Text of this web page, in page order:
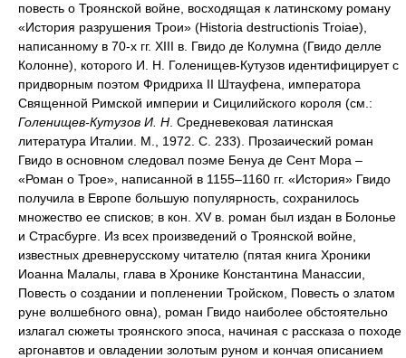
повесть о Троянской войне, восходящая к латинскому роману
«История разрушения Трои» (Historia destructionis Troiae),
написанному в 70-х гг. XIII в. Гвидо де Колумна (Гвидо делле
Колонне), которого И. Н. Голенищев-Кутузов идентифицирует с
придворным поэтом Фридриха II Штауфена, императора
Священной Римской империи и Сицилийского короля (см.:
Голенищев-Кутузов И. Н . Средневековая латинская
литература Италии. М., 1972. С. 233). Прозаический роман
Гвидо в основном следовал поэме Бенуа де Сент Мора –
«Роман о Трое», написанной в 1155–1160 гг. «История» Гвидо
получила в Европе большую популярность, сохранилось
множество ее списков; в кон. XV в. роман был издан в Болонье
и Страсбурге. Из всех произведений о Троянской войне,
известных древнерусскому читателю (пятая книга Хроники
Иоанна Малалы, глава в Хронике Константина Манассии,
Повесть о создании и попленении Тройском, Повесть о златом
руне волшебного овна), роман Гвидо наиболее обстоятельно
излагал сюжеты троянского эпоса, начиная с рассказа о походе
аргонавтов и овладении золотым руном и кончая описанием